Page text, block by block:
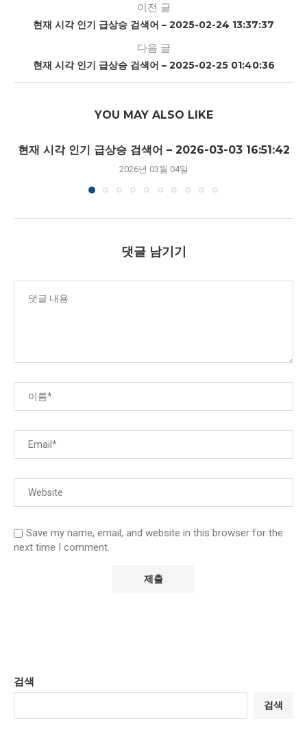
이전 글
현재 시각 인기 급상승 검색어 – 2025-02-24 13:37:37
다음 글
현재 시각 인기 급상승 검색어 – 2025-02-25 01:40:36
YOU MAY ALSO LIKE
현재 시각 인기 급상승 검색어 – 2026-03-03 16:51:42
2026년 03월 04일
댓글 남기기
Save my name, email, and website in this browser for the
next time I comment.
검색
검색